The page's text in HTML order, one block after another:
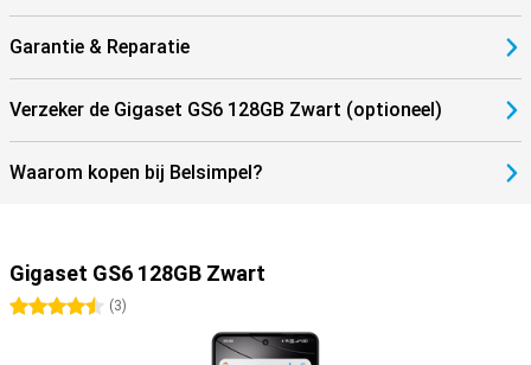
Garantie & Reparatie
Verzeker de Gigaset GS6 128GB Zwart (optioneel)
Waarom kopen bij Belsimpel?
Gigaset GS6 128GB Zwart
4.5 sterren
(3)